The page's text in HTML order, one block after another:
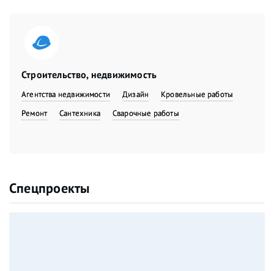
Строительство, недвижимость
Агентства недвижимости Дизайн
Кровельные работы
Ремонт
Сантехника Сварочные работы
Спецпроекты